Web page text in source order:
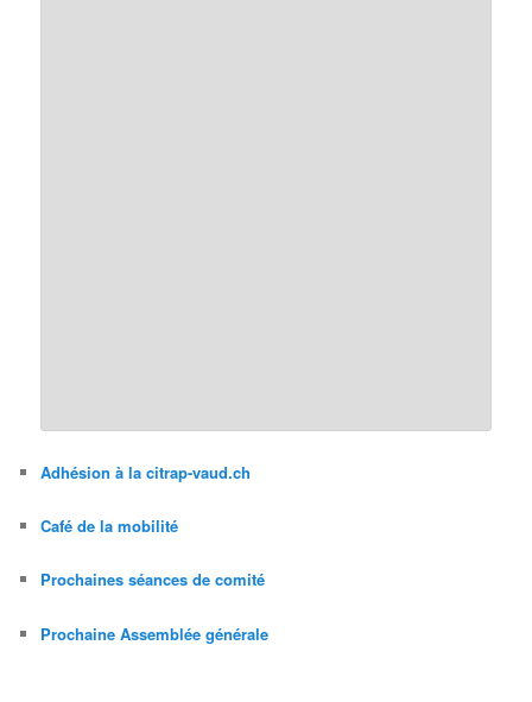
Adhésion à la citrap-vaud.ch
Café de la mobilité
Prochaines séances de comité
Prochaine Assemblée générale